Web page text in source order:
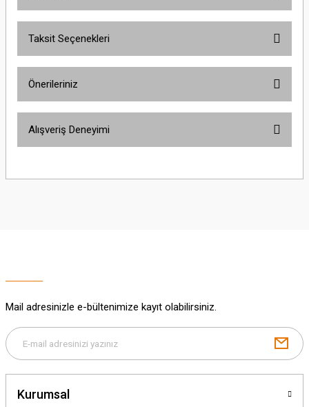
Taksit Seçenekleri
Önerileriniz
yetersiz gördüğünüz noktaları öneri formunu kullanarak tarafımıza
Gönder
Alışveriş Deneyimi
Mail adresinizle e-bültenimize kayıt olabilirsiniz.
Kurumsal